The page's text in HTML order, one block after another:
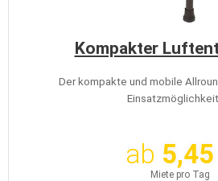
Kompakter
Der kompakte und mobile
ab
Miete pro Tag